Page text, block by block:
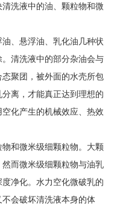
洗液中的油、颗粒物和微
、悬浮油、乳化油几种状
清洗液中的部分杂油会与
聚团，被外面的水壳所包
离，才能真正达到理想的
化产生的机械效应、热效
和微米级细颗粒物。大颗
而微米级细颗粒物与油乳
净化。水力空化微破乳的
会破坏清洗液本身的体